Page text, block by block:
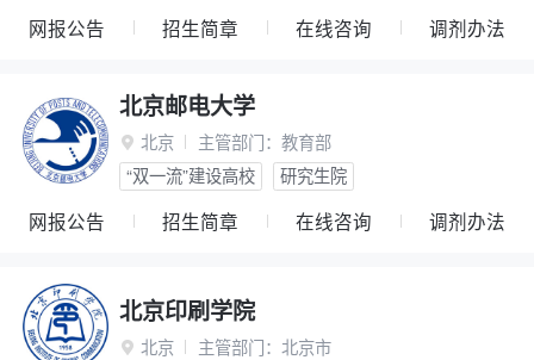
网报公告 招生简章 在线咨询 调剂办法
北京邮电大学
 北京 主管部门： 教育部
“双一流”建设高校
研究生院
网报公告 招生简章 在线咨询 调剂办法
北京印刷学院
 北京 主管部门： 北京市